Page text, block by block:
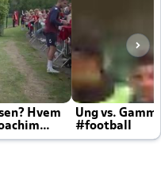
Hvem
Ung vs.
#football